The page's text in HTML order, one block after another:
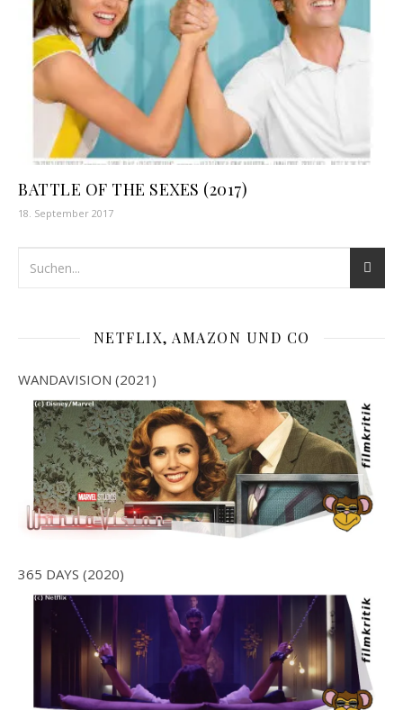
BATTLE OF THE SEXES (2017)
18. September 2017
NETFLIX, AMAZON UND CO
WANDAVISION (2021)
365 DAYS (2020)